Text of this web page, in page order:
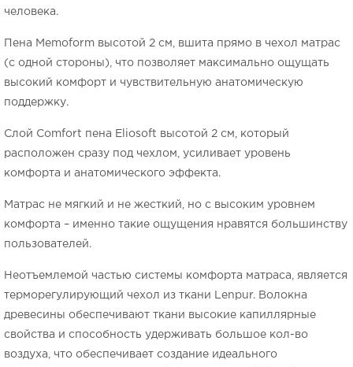
человека.
Пена Memoform высотой 2 см, вшита прямо в чехол матрас
(с одной стороны), что позволяет максимально ощущать
высокий комфорт и чувствительную анатомическую
поддержку.
Слой Comfort пена Eliosoft высотой 2 см, который
расположен сразу под чехлом, усиливает уровень
комфорта и анатомического эффекта.
Матрас не мягкий и не жесткий, но с высоким уровнем
комфорта – именно такие ощущения нравятся большинству
пользователей.
Неотъемлемой частью системы комфорта матраса, является
терморегулирующий чехол из ткани Lenpur. Волокна
древесины обеспечивают ткани высокие капиллярные
свойства и способность удерживать большое кол-во
воздуха, что обеспечивает создание идеального